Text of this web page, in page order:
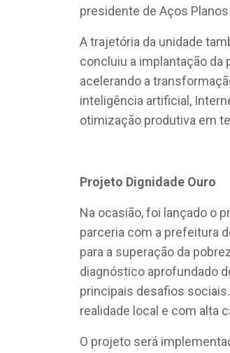
presidente de Aços
A trajetória da unidade
concluiu a implantação da
acelerando a
inteligência artificial,
otimização produtiva em
Projeto Dignidade Ouro
Na ocasião, foi lançado o
parceria com a prefeitura
para a superação da
diagnóstico aprofundado
principais desafios
realidade local e com alta
O projeto será